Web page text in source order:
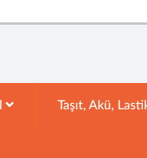
Taşıt, Akü,